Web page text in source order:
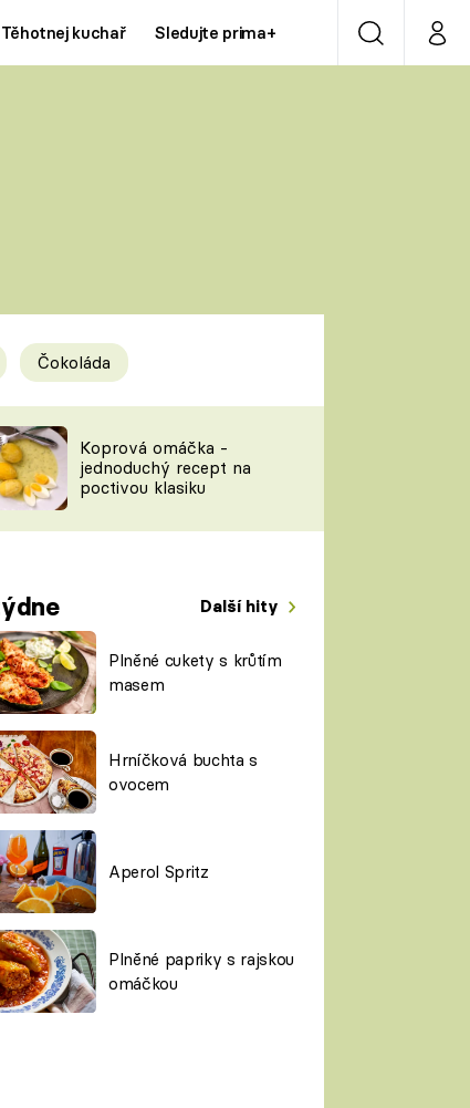
Těhotnej kuchař Sledujte prima+ VyhledáváníMůj
Prima LAJK
Sledujte nás
Čokoláda
Koprová omáčka -
jednoduchý recept na
poctivou klasiku
Další hity
Plněné cukety s krůtím
masem
Hrníčková buchta s
ovocem
Aperol Spritz
Plněné papriky s rajskou
omáčkou